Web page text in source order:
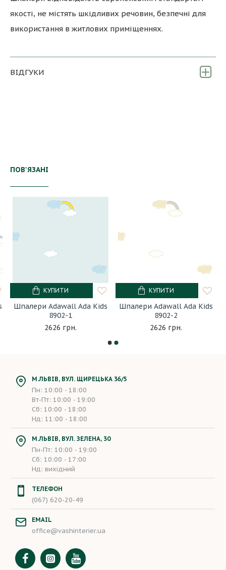
якості, не містять шкідливих речовин, безпечні для
використання в житлових приміщеннях.
ВІДГУКИ
ПОВ'ЯЗАНІ
Шпалери Adawall Ada Kids
8902-1
2626 грн.
КУПИТИ
Шпалери Adawall Ada Kids
8902-2
2626 грн.
КУПИТИ
М.ЛЬВІВ, ВУЛ. ЩИРЕЦЬКА 36/5
Пн: 10:00 - 18:00
Вт-Пт: 10:00 - 19:00
Сб: 10:00 - 18:00
Нд: 11:00 - 18:00
М.ЛЬВІВ, ВУЛ. ЗЕЛЕНА, 30
Пн-Пт: 10:00 - 19:00
Сб: 10:00 - 17:00
Нд: вихідний
ТЕЛЕФОН
(067) 620-20-49
EMAIL
office@vashinterier.ua